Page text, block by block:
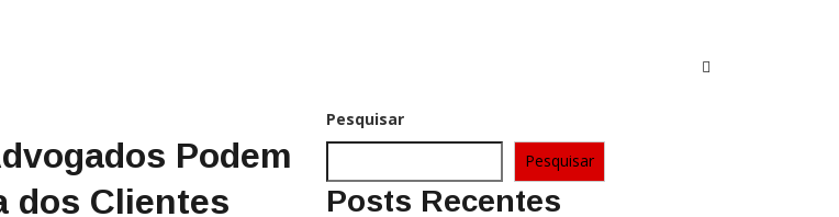
Podem
dos Clientes
Pesquisar
Pesquisar
Posts Recentes